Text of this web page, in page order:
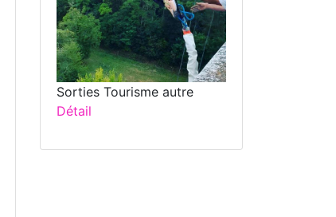
Sorties Tourisme autre
Détail